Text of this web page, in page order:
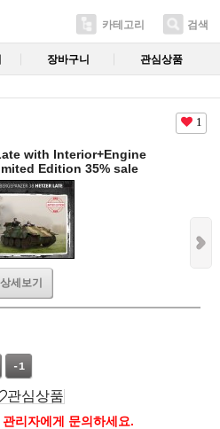
카테고리 검색
장바구니 관심상품
1
with Interior+Engine
Edition 35% sale
상세보기
-1
관심상품
리자에게 문의하세요.